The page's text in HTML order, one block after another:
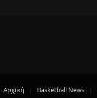
Αρχική Basketball News